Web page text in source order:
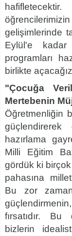
gelişimlerinde
Eylül'e
programları
birlikte
"Çocuğa
Mertebenin
Öğretmenliğin
hazırlama
Milli Eğitim
gördük ki birçok
pahasına
Bu zor
fırsatıdır.
bizlerin